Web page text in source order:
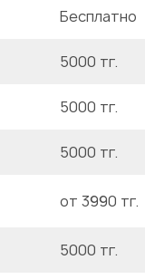
Бесплатно
5000 тг.
5000 тг.
5000 тг.
от 3990 тг.
5000 тг.